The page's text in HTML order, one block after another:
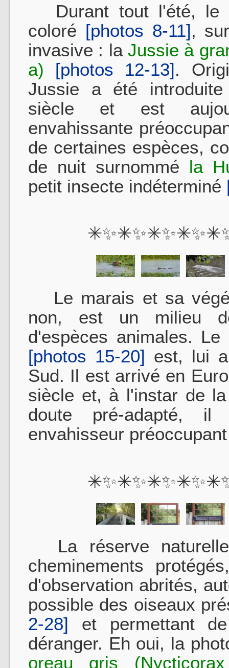
Durant tout l'été, le
coloré [photos 8-11],
invasive : la Jussie à
a)
[photos 12-13].
Jussie a été
siècle et est
envahissante
de certaines espèces,
de nuit surnommé la
petit insecte indéterminé
Le marais et sa
non, est un milieu
d'espèces animales. Le
[photos 15-20] est, lui
Sud. Il est arrivé en
siècle et, à l'instar de
doute pré-adapté,
envahisseur
La réserve
cheminements
d'observation abrités,
possible des oiseaux
2-28] et permettant
déranger. Eh oui, la
oreau gris